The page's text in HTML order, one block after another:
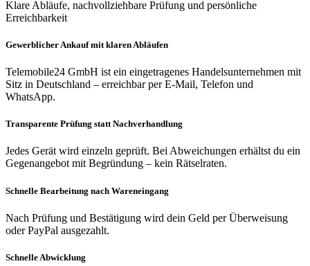
Klare Abläufe, nachvollziehbare Prüfung und persönliche
Erreichbarkeit
Gewerblicher Ankauf mit klaren Abläufen
Telemobile24 GmbH ist ein eingetragenes Handelsunternehmen mit
Sitz in Deutschland – erreichbar per E-Mail, Telefon und
WhatsApp.
Transparente Prüfung statt Nachverhandlung
Jedes Gerät wird einzeln geprüft. Bei Abweichungen erhältst du ein
Gegenangebot mit Begründung – kein Rätselraten.
Schnelle Bearbeitung nach Wareneingang
Nach Prüfung und Bestätigung wird dein Geld per Überweisung
oder PayPal ausgezahlt.
Schnelle Abwicklung